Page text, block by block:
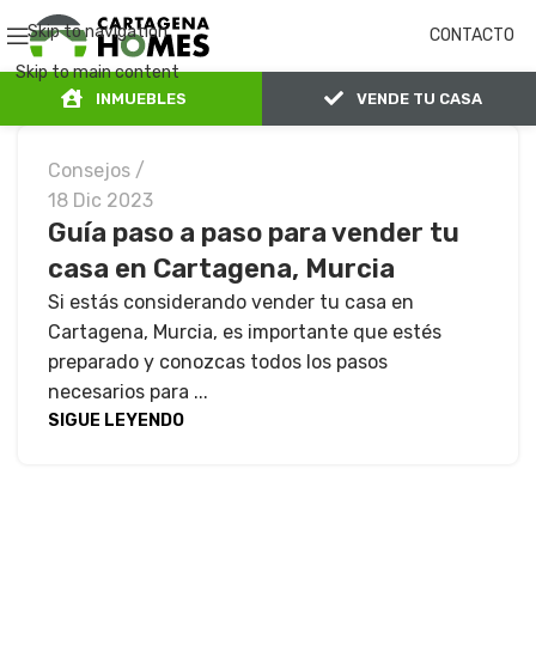
Skip to navigation
Skip to main content
CONTACTO
INMUEBLES VENDE TU CASA
Consejos
18 Dic 2023
Guía paso a paso para vender tu
casa en Cartagena, Murcia
Si estás considerando vender tu casa en
Cartagena, Murcia, es importante que estés
preparado y conozcas todos los pasos
necesarios para ...
SIGUE LEYENDO